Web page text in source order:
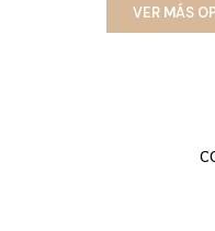
VER MÁS